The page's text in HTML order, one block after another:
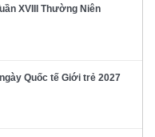
XVIII Thường Niên
Quốc tế Giới trẻ 2027